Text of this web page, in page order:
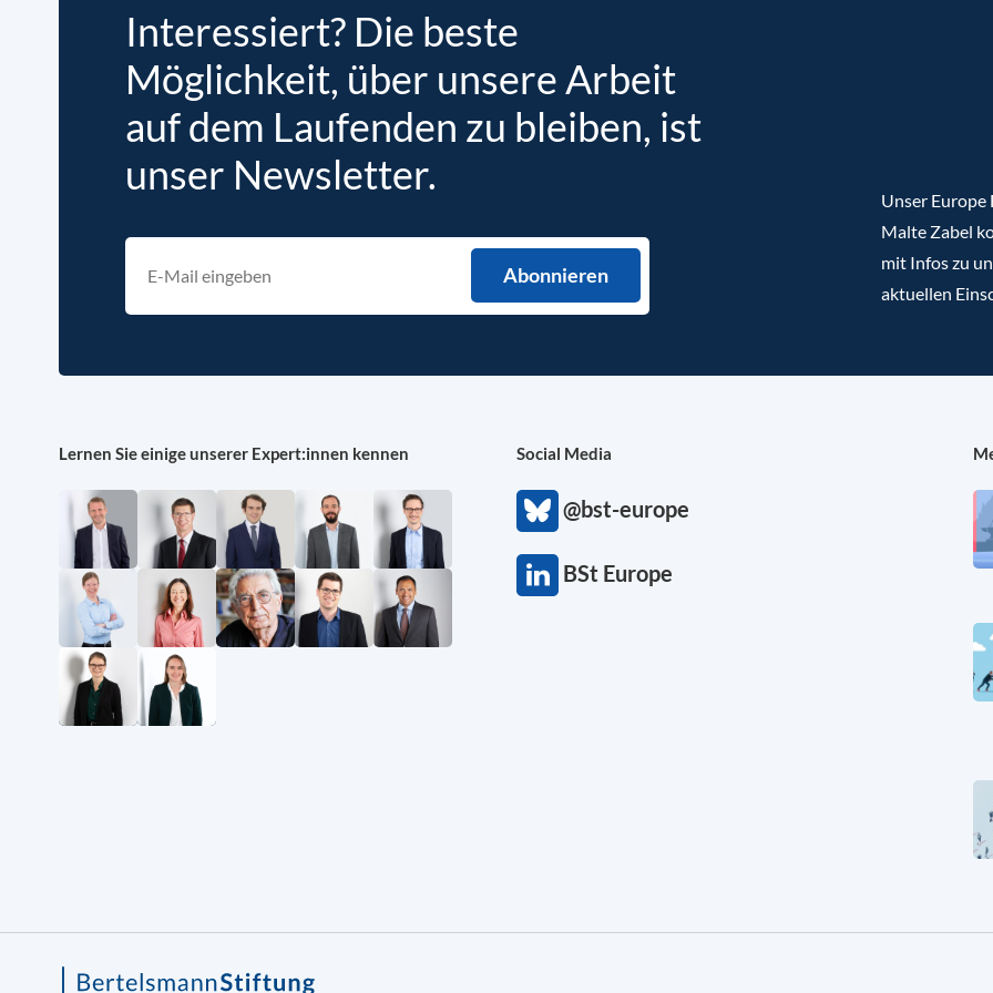
Interessiert? Die beste
Möglichkeit, über unsere Arbeit
auf dem Laufenden zu bleiben, ist
unser Newsletter.
Unser
Malte Zabel
mit Infos zu
aktuellen
Lernen Sie einige unserer Expert:innen kennen Social Media
@bst-europe
BSt Europe